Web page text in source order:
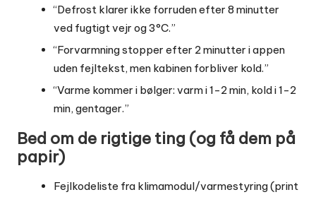
“Defrost klarer ikke forruden efter 8 minutter
ved fugtigt vejr og 3°C.”
“Forvarmning stopper efter 2 minutter i appen
uden fejltekst, men kabinen forbliver kold.”
“Varme kommer i bølger: varm i 1-2 min, kold i 1-2
min, gentager.”
Bed om de rigtige ting (og få dem på
papir)
Fejlkodeliste fra klimamodul/varmestyring (print